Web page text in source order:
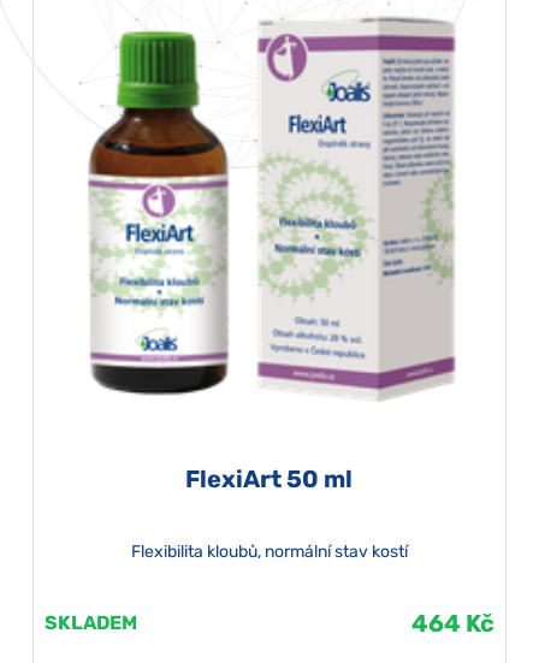
FlexiArt 50 ml
Flexibilita kloubů, normální stav kostí
SKLADEM 464 Kč